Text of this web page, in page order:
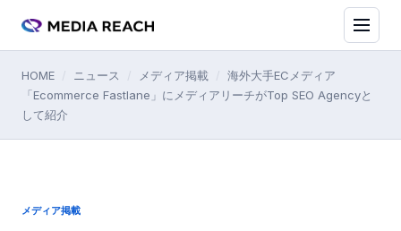
HOME ニュース メディア掲載
海外大手ECメディア
「Ecommerce Fastlane」にメディアリーチがTop SEO Agencyと
して紹介
メディア掲載